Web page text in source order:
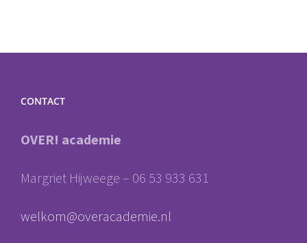
CONTACT
OVER! academie
Margriet Hijweege – 06 53 933 631
welkom@overacademie.nl